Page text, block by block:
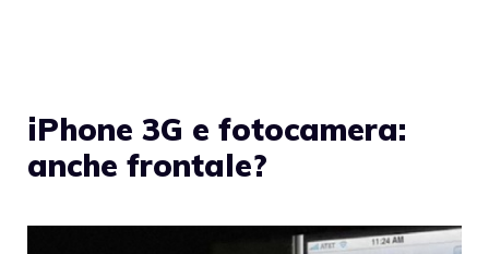
iPhone 3G e fotocamera:
anche frontale?